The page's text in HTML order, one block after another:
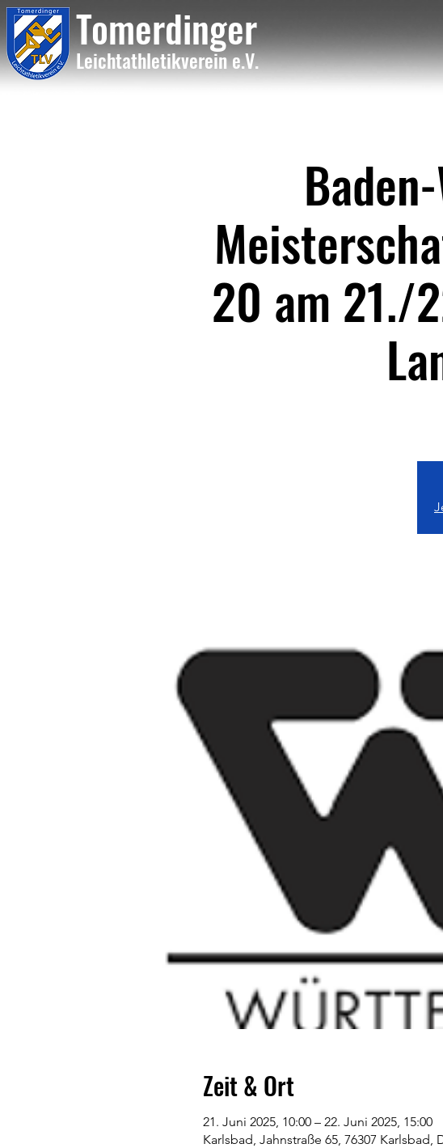
Tomerdinger
Leichtathletikvereine.V.
20 am 21./
Zeit & Ort
21. Juni 2025, 10:00 – 22. Juni 2025, 15:00
Karlsbad, Jahnstraße 65, 76307 Karlsbad,